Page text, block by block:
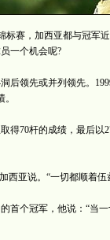
赛，加西亚都与冠军
一个机会呢?
领先或并列领先。
70杆的成绩，最后以
亚说。“一切都顺着伍
个冠军，他说：“当一